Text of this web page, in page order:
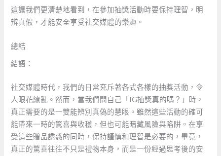
這讓我們更清楚地看到，在參加抽獎活動時要保持理智，明
辨真假，才能安全享受社交媒體的樂趣。
總結
結語：
社交媒體時代，我們的日常充斥著各式各樣的抽獎活動，令
人眼花繚亂。然而，當我們問自己「IG抽獎真的嗎？」時，
真正需要的是一雙能辨別真偽的慧眼。雖然這些活動的確可
能帶來一時的驚喜與收穫，但也可能暗藏風險與陷阱。在享
受這些贈品誘惑的同時，保持謹慎和理智是必要的，畢竟，
真正的驚喜往往不只是禮物本身，而是一份經過思考後的安